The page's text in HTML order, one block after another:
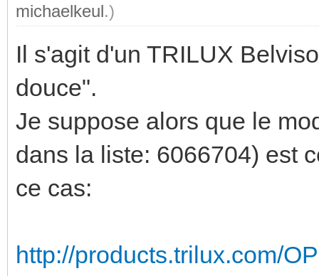
michaelkeul.)
Il s'agit d'un TRILUX
douce".
Je suppose alors que le
dans la liste: 6066704) est
ce cas:
http://products.trilux.com/